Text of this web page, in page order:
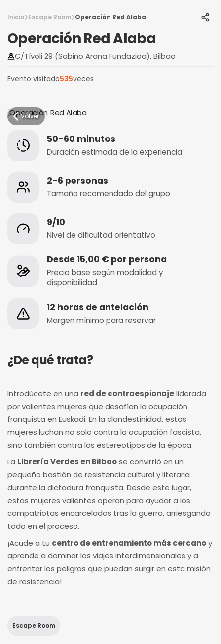
Inicio Escape Room Operación Red Alaba
Operación Red Alaba
C/Tívoli 29 (Sabino Arana Fundazioa), Bilbao
Evento visitado535veces
Volver
50-60 minutos
Duración estimada de la experiencia
2-6 personas
Tamaño recomendado del grupo
9/10
Nivel de dificultad orientativo
Desde 15,00 € por persona
Precio base según modalidad y
disponibilidad
12 horas de antelación
Margen mínimo para reservar
¿De qué trata?
Introdúcete en una red de contraespionajeliderada
por valientes mujeres que desafían la ocupación
franquista en Euskadi. En la clandestinidad, estas
mujeres luchan no solo contra la ocupación fascista,
sino también contra los estereotipos de la época.
La Librería Verdes en Bilbaose convirtió en un
pequeño bastión de resistencia cultural y literaria
durante la dictadura franquista. Desde este lugar,
estas mujeres valientes operan para ayudar a los
compatriotas encarcelados tras la guerra, arriesgando
todo en el proceso.
¡Acude a tu centro de entrenamiento más cercanoy
aprende a dominar los viajes interdimensionales y a
enfrentar los peligros que puedan surgir en esta misión
de resistencia!
Escape Room